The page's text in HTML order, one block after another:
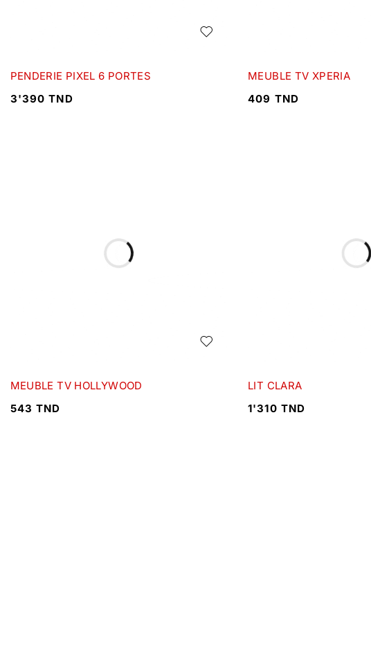
PENDERIE PIXEL 6 PORTES
3'390TND
MEUBLE TV XPERIA
409 TND
MEUBLE TV HOLLYWOOD
543 TND
LIT CLARA
1'310 TND